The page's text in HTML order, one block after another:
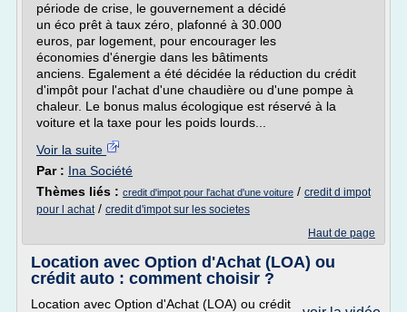
période de crise, le gouvernement a décidé
un éco prêt à taux zéro, plafonné à 30.000
euros, par logement, pour encourager les
économies d'énergie dans les bâtiments
anciens. Egalement a été décidée la réduction du crédit
d'impôt pour l'achat d'une chaudière ou d'une pompe à
chaleur. Le bonus malus écologique est réservé à la
voiture et la taxe pour les poids lourds...
Voir la suite
Par : Ina Société
Thèmes liés : credit d'impot pour l'achat d'une voiture / credit d impot
pour l achat/ credit d'impot sur les societes
Haut de page
Location avec Option d'Achat (LOA) ou
crédit auto : comment choisir ?
Location avec Option d'Achat (LOA) ou crédit